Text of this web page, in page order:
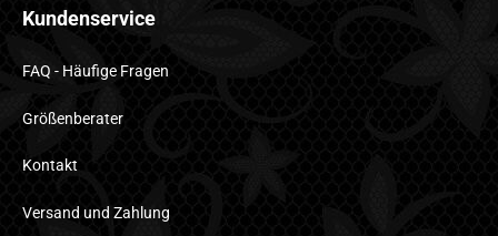
Kundenservice
FAQ - Häufige Fragen
Größenberater
Kontakt
Versand und Zahlung